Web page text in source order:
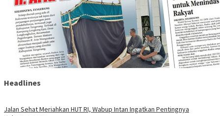
Headlines
Jalan Sehat Meriahkan HUT RI, Wabup Intan Ingatkan Pentingnya